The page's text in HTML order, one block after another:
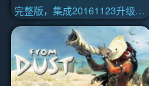
完整版，集成20161123升级档|
官方中文